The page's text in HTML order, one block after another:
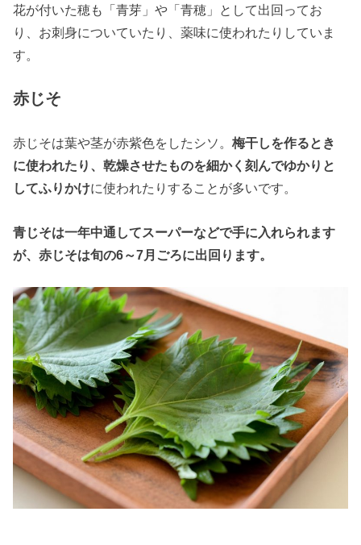
花が付いた穂も「青芽」や「青穂」として出回ってお
り、お刺身についていたり、薬味に使われたりしていま
す。
赤じそ
赤じそは葉や茎が赤紫色をしたシソ。梅干しを作るとき
に使われたり、乾燥させたものを細かく刻んでゆかりと
してふりかけに使われたりすることが多いです。
青じそは一年中通してスーパーなどで手に入れられます
が、赤じそは旬の6～7月ごろに出回ります。